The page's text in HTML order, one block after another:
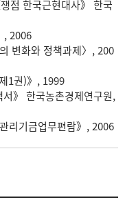
점 한국근현대사》 한국
, 2006
변화와 정책과제〉, 200
1권)》, 1999
》 한국농촌경제연구원,
리기금업무편람》, 2006